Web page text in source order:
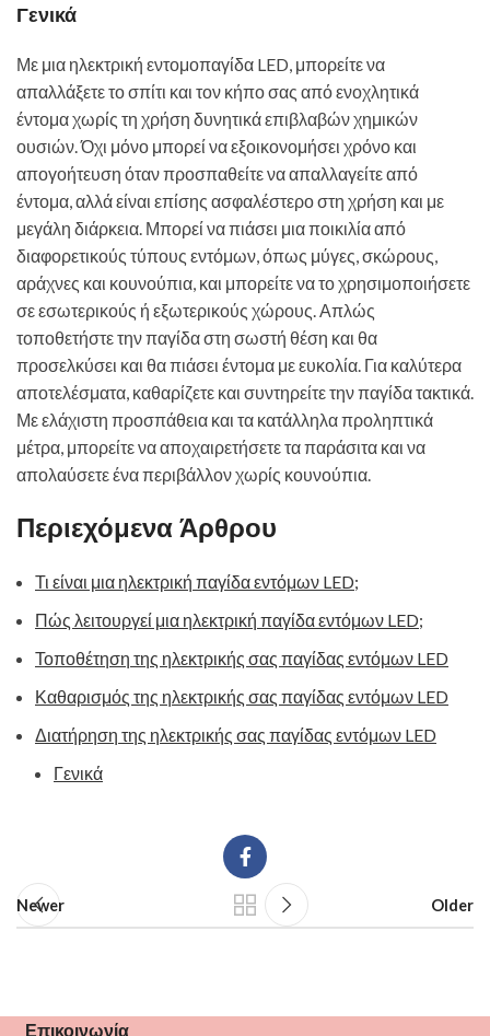
Γενικά
Με μια ηλεκτρική εντομοπαγίδα LED, μπορείτε να
απαλλάξετε το σπίτι και τον κήπο σας από ενοχλητικά
έντομα χωρίς τη χρήση δυνητικά επιβλαβών χημικών
ουσιών. Όχι μόνο μπορεί να εξοικονομήσει χρόνο και
απογοήτευση όταν προσπαθείτε να απαλλαγείτε από
έντομα, αλλά είναι επίσης ασφαλέστερο στη χρήση και με
μεγάλη διάρκεια. Μπορεί να πιάσει μια ποικιλία από
διαφορετικούς τύπους εντόμων, όπως μύγες, σκώρους,
αράχνες και κουνούπια, και μπορείτε να το χρησιμοποιήσετε
σε εσωτερικούς ή εξωτερικούς χώρους. Απλώς
τοποθετήστε την παγίδα στη σωστή θέση και θα
προσελκύσει και θα πιάσει έντομα με ευκολία. Για καλύτερα
αποτελέσματα, καθαρίζετε και συντηρείτε την παγίδα τακτικά.
Με ελάχιστη προσπάθεια και τα κατάλληλα προληπτικά
μέτρα, μπορείτε να αποχαιρετήσετε τα παράσιτα και να
απολαύσετε ένα περιβάλλον χωρίς κουνούπια.
Περιεχόμενα Άρθρου
Τι είναι μια ηλεκτρική παγίδα εντόμων LED;
Πώς λειτουργεί μια ηλεκτρική παγίδα εντόμων LED;
Τοποθέτηση της ηλεκτρικής σας παγίδας εντόμων LED
Καθαρισμός της ηλεκτρικής σας παγίδας εντόμων LED
Διατήρηση της ηλεκτρικής σας παγίδας εντόμων LED
Γενικά
Newer Older
Επικοινωνία